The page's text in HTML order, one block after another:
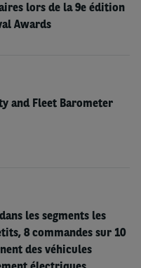
à jouer notre
de mobilité
Directeur Général
lors de la 9e édition
Awards
and Fleet Barometer
les segments les
8 commandes sur 10
des véhicules